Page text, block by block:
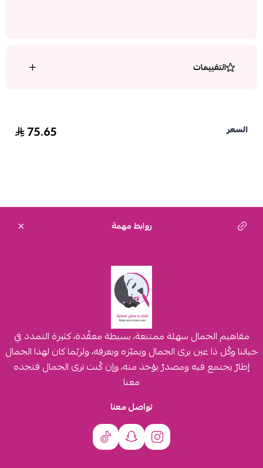
التقييمات
السعر 75.65
روابط مهمة
مفاهيم الجمال سهلة ممتنعة، بسيطة معقّدة، كثيرة التمدد في
حياتنا وكُل ذا عين يرى الجمال ويميّزه ويعرفه، ولربّما كان لهذا الجمال
إطارٌ يجتمع فيه ومصدرٌ يؤخذ منه، وإن كُنت ترى الجمال فتجده
معنا
تواصل معنا